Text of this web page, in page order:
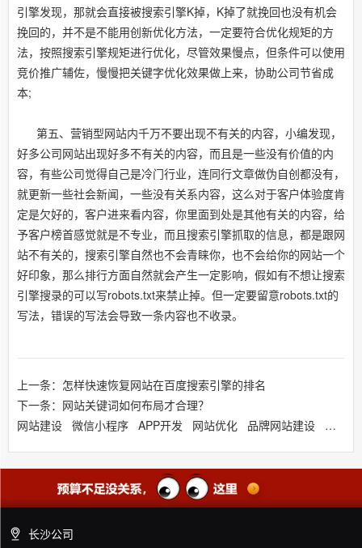
引擎发现，那就会直接被搜索引擎K掉，K掉了就挽回也没有机会
挽回的，并不是不能用创新优化方法，一定要符合优化规矩的方
法，按照搜索引擎规矩进行优化，尽管效果慢点，但条件可以使用
竞价推广辅佐，慢慢把关键字优化效果做上来，协助公司节省成
本;
第五、营销型网站内千万不要出现不有关的内容，小编发现，
好多公司网站出现好多不有关的内容，而且是一些没有价值的内
容，有些公司觉得自己是冷门行业，连同行文章做伪自创都没有，
就更新一些社会新闻，一些没有关系内容，这么对于客户体验度肯
定是欠好的，客户进来看内容，你里面到处是其他有关的内容，给
予客户榜首感觉就是不专业，而且搜索引擎抓取的信息，都是跟网
站不有关的，搜索引擎自然也不会青睐你，也不会给你的网站一个
好印象，那么排行方面自然就会产生一定影响，假如有不想让搜索
引擎搜录的可以写robots.txt来禁止掉。但一定要留意robots.txt的
写法，错误的写法会导致一条内容也不收录。
上一条：怎样快速恢复网站在百度搜索引擎的排名
下一条：网站关键词如何布局才合理？
网站建设 微信小程序 APP开发 网站优化 品牌网站建设 响应
长沙公司